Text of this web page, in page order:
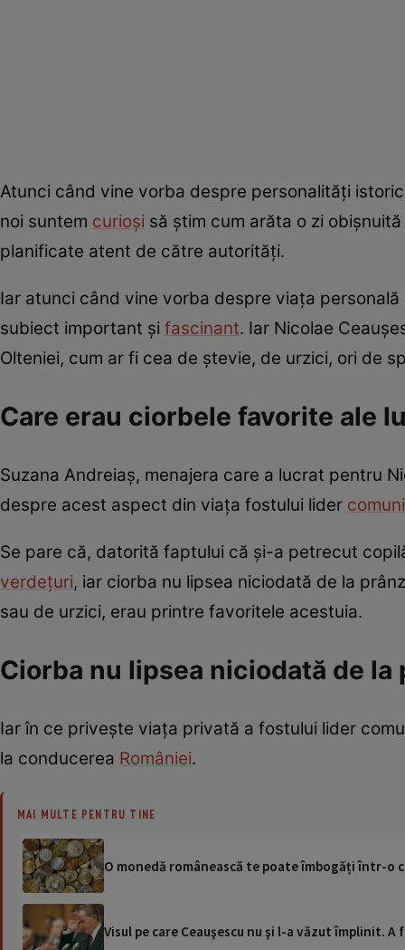
Atunci când vine vorba despre personalități
noi suntem curioși să știm cum arăta o zi
planificate atent de către autorități.
Iar atunci când vine vorba despre viața
subiect important și fascinant. Iar Nicolae
Olteniei, cum ar fi cea de ștevie, de urzici, ori de
Care erau ciorbele favorite ale
Suzana Andreiaș, menajera care a lucrat pentru
despre acest aspect din viața fostului lider
Se pare că, datorită faptului că și-a petrecut
verdețuri, iar ciorba nu lipsea niciodată de la
sau de urzici, erau printre favoritele acestuia.
Ciorba nu lipsea niciodată de
Iar în ce privește viața privată a fostului lider
la conducerea României.
MAI MULTE PENTRU TINE
O monedă românească te poate îmbogăți într-o
Visul pe care Ceauşescu nu şi l-a văzut împlinit.